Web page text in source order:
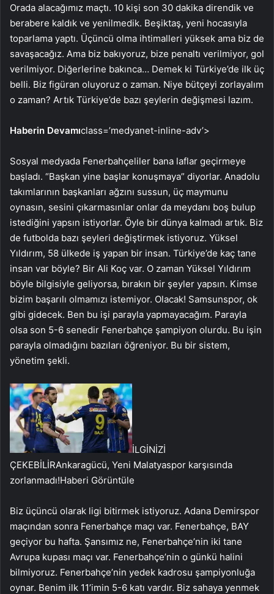
Orada alacağımız maçtı. 10 kişi son 30 dakika direndik ve
berabere kaldık ve yenilmedik. Beşiktaş, yeni hocasıyla
toparlama yaptı. Üçüncü olma ihtimalleri yüksek ama biz de
savaşacağız. Ama biz bakıyoruz, bize penaltı verilmiyor, gol
verilmiyor. Diğerlerine bakınca… Demek ki Türkiye’de ilk üç
belli. Biz figüran oluyoruz o zaman. Niye bütçeyi zorlayalım
o zaman? Artık Türkiye’de bazı şeylerin değişmesi lazım.
Haberin Devamıclass=’medyanet-inline-adv’>
Sosyal medyada Fenerbahçeliler bana laflar geçirmeye
başladı. “Başkan yine başlar konuşmaya” diyorlar. Anadolu
takımlarının başkanları ağzını sussun, üç maymunu
oynasın, sesini çıkarmasınlar onlar da meydanı boş bulup
istediğini yapsın istiyorlar. Öyle bir dünya kalmadı artık. Biz
de futbolda bazı şeyleri değiştirmek istiyoruz. Yüksel
Yıldırım, 58 ülkede iş yapan bir insan. Türkiye’de kaç tane
insan var böyle? Bir Ali Koç var. O zaman Yüksel Yıldırım
böyle bilgisiyle geliyorsa, bırakın bir şeyler yapsın. Kimse
bizim başarılı olmamızı istemiyor. Olacak! Samsunspor, ok
gibi gidecek. Ben bu işi parayla yapmayacağım. Parayla
olsa son 5-6 senedir Fenerbahçe şampiyon olurdu. Bu işin
parayla olmadığını bazıları öğreniyor. Bu bir sistem,
yönetim şekli.
İLGİNİZİ
ÇEKEBİLİRAnkaragücü, Yeni Malatyaspor karşısında
zorlanmadı!Haberi Görüntüle
Biz üçüncü olarak ligi bitirmek istiyoruz. Adana Demirspor
maçından sonra Fenerbahçe maçı var. Fenerbahçe, BAY
geçiyor bu hafta. Şansımız ne, Fenerbahçe’nin iki tane
Avrupa kupası maçı var. Fenerbahçe’nin o günkü halini
bilmiyoruz. Fenerbahçe’nin yedek kadrosu şampiyonluğa
oynar. Benim ilk 11’imin 5-6 katı vardır. Biz sahaya yenmek